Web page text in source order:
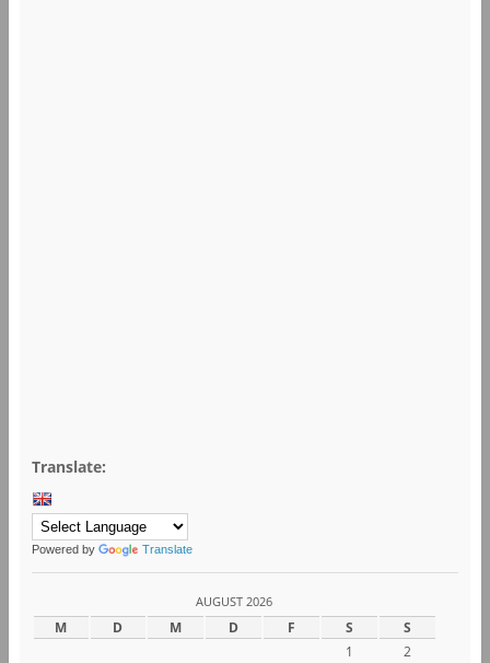
Translate:
Powered by Translate
AUGUST 2026
M D M D F S S
1
2